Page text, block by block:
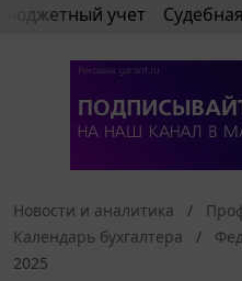
Бюджетный учет
Новости и аналитика
Календарь бухгалтера
2025